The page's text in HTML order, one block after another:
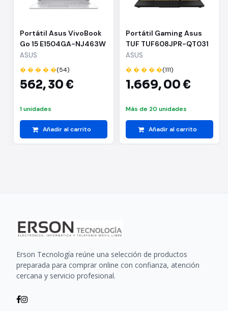
Portátil Asus VivoBook
Go 15 E1504GA-NJ463W
i3-N305/ 8GB/ 512GB
SSD/ 15.6"/ Win11
ASUS
� � � � �(54)
562,30 €
1 unidades
Añadir al carrito
Portátil Gaming Asus
TUF TUF608JPR-QT031
Intel Core i7-14650HX/
32GB/ 1TB SSD/ GeForce
RTX 5070/ 16"/ Sin
Sistema Operativo
ASUS
� � � � �(111)
1.669,00 €
Más de 20 unidades
Añadir al carrito
Erson Tecnología reúne una selección de productos
preparada para comprar online con confianza, atención
cercana y servicio profesional.